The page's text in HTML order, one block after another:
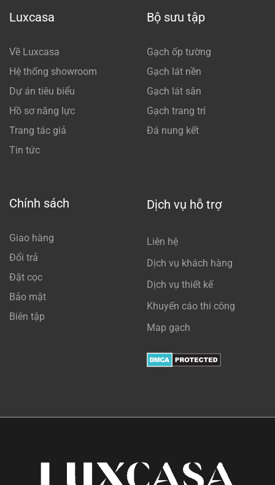
Luxcasa
Về Luxcasa
Hệ thống showroom
Dự án tiêu biểu
Hồ sơ năng lực
Trang tác giả
Tin tức
Bộ sưu tập
Gạch ốp tường
Gạch lát nền
Gạch lát sân
Gạch trang trí
Đá nung kết
Chính sách
Giao hàng
Đổi trả
Đặt cọc
Bảo mật
Biên tập
Dịch vụ hỗ trợ
Liên hệ
Dịch vụ khách hàng
Dịch vụ thiết kế
Khuyến cáo thi công
Map gạch